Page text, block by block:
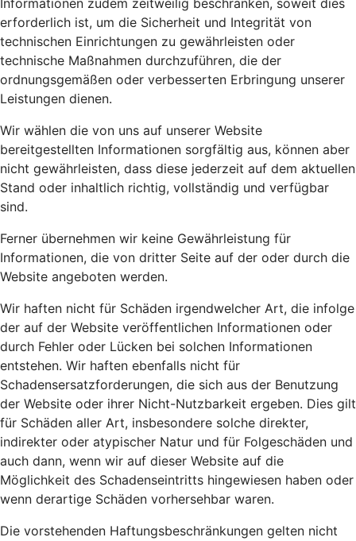
Informationen zudem zeitweilig beschränken, soweit dies
erforderlich ist, um die Sicherheit und Integrität von
technischen Einrichtungen zu gewährleisten oder
technische Maßnahmen durchzuführen, die der
ordnungsgemäßen oder verbesserten Erbringung unserer
Leistungen dienen.
Wir wählen die von uns auf unserer Website
bereitgestellten Informationen sorgfältig aus, können aber
nicht gewährleisten, dass diese jederzeit auf dem aktuellen
Stand oder inhaltlich richtig, vollständig und verfügbar
sind.
Ferner übernehmen wir keine Gewährleistung für
Informationen, die von dritter Seite auf der oder durch die
Website angeboten werden.
Wir haften nicht für Schäden irgendwelcher Art, die infolge
der auf der Website veröffentlichen Informationen oder
durch Fehler oder Lücken bei solchen Informationen
entstehen. Wir haften ebenfalls nicht für
Schadensersatzforderungen, die sich aus der Benutzung
der Website oder ihrer Nicht-Nutzbarkeit ergeben. Dies gilt
für Schäden aller Art, insbesondere solche direkter,
indirekter oder atypischer Natur und für Folgeschäden und
auch dann, wenn wir auf dieser Website auf die
Möglichkeit des Schadenseintritts hingewiesen haben oder
wenn derartige Schäden vorhersehbar waren.
Die vorstehenden Haftungsbeschränkungen gelten nicht